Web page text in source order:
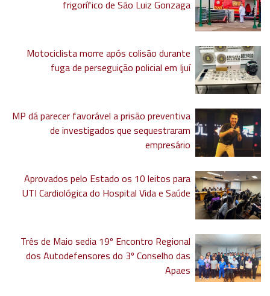
frigorífico de São Luiz Gonzaga
Motociclista morre após colisão durante
fuga de perseguição policial em Ijuí
MP dá parecer favorável a prisão preventiva
de investigados que sequestraram
empresário
Aprovados pelo Estado os 10 leitos para
UTI Cardiológica do Hospital Vida e Saúde
Três de Maio sedia 19º Encontro Regional
dos Autodefensores do 3º Conselho das
Apaes